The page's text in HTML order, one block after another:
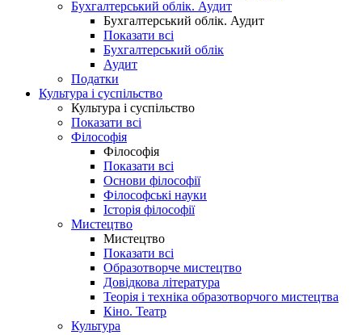
Бухгалтерський облік. Аудит
Бухгалтерський облік. Аудит
Показати всі
Бухгалтерський облік
Аудит
Податки
Культура і суспільство
Культура і суспільство
Показати всі
Філософія
Філософія
Показати всі
Основи філософії
Філософські науки
Історія філософії
Мистецтво
Мистецтво
Показати всі
Образотворче мистецтво
Довідкова література
Теорія і техніка образотворчого мистецтва
Кіно. Театр
Культура